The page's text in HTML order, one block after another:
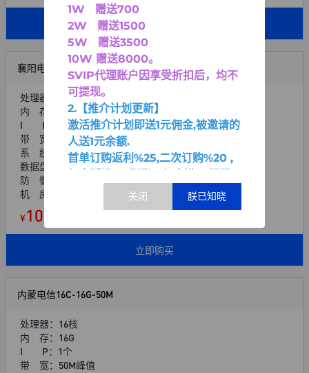
立即购买
襄阳电信16C-16G-50M
处理器：16核
内 存：16G
I P：1个
带 宽：50M峰值
系 统：Windows/Linux
数据盘：100G
防 御：200G
机 房：襄阳电信
¥109.00
立即购买
内蒙电信16C-16G-50M
处理器：16核
内 存：16G
I P：1个
带 宽：50M峰值
1W 赠送700
2W 赠送1500
5W 赠送3500
10W 赠送8000。
SVIP代理账户因享受折扣后，均不
可提现。
2.【推介计划更新】
激活推介计划即送1元佣金,被邀请的
人送1元余额.
首单订购返利%25,二次订购%20 ,